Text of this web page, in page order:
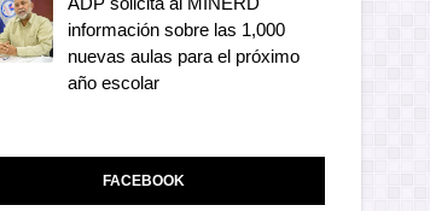
información sobre las 1,000
nuevas aulas para el próximo
año escolar
FACEBOOK